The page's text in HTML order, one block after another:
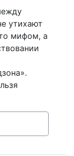
утихают
мифом, а